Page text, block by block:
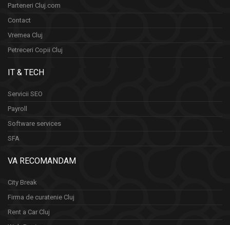
Parteneri Cluj.com
Contact
Vremea Cluj
Petreceri Copii Cluj
IT & TECH
Servicii SEO
Payroll
Software services
SFA
VA RECOMANDAM
City Break
Firma de curatenie Cluj
Rent a Car Cluj